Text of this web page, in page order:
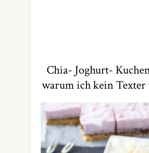
Chia- Joghurt-
warum ich kein Texter